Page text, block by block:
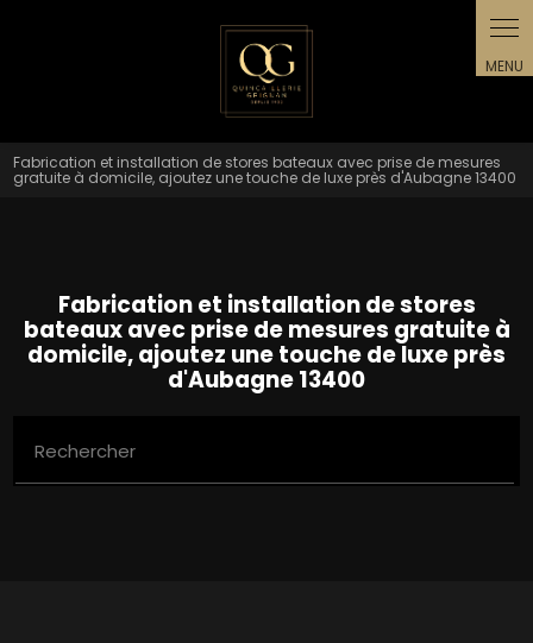
Fabrication et installation de stores bateaux avec prise de mesures
gratuite à domicile, ajoutez une touche de luxe près d'Aubagne 13400
Fabrication et installation de stores
bateaux avec prise de mesures gratuite à
domicile, ajoutez une touche de luxe près
d'Aubagne 13400
Rechercher